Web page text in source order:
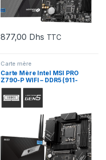
877,00 Dhs TTC
Carte mère
Carte Mère Intel MSI PRO
Z790-P WIFI – DDR5 (911-
7E06-038)